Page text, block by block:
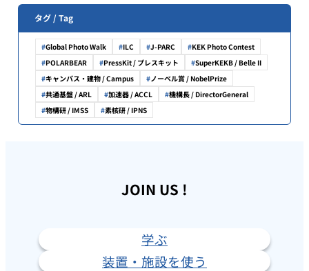
タグ / Tag
Global Photo Walk ILC J-PARC
KEK Photo Contest
POLARBEAR
PressKit / プレスキット
SuperKEKB / Belle II
キャンパス・建物 / Campus
ノーベル賞 / NobelPrize
共通基盤 / ARL
加速器 / ACCL
機構長 / DirectorGeneral
物構研 / IMSS
素核研 / IPNS
JOIN US !
学ぶ
装置・施設を使う